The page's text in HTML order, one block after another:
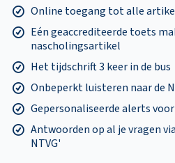
Online toegang tot alle
Eén geaccrediteerde toets
nascholingsartikel
Het tijdschrift 3 keer in de bus
Onbeperkt luisteren naar de
Gepersonaliseerde alerts
Antwoorden op al je vragen
NTVG'